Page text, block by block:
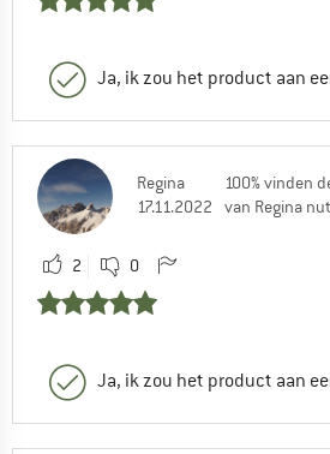
bestanddeel van de Rainfly toch
ripstop nylon, 1200 mm
Zeker dat deze reparatieset
Ik wil mn dure tent niet
je begrijpt.....
Groet!
Marije
0
Mischa (Community)|
16.06.2025 09:30
Ja, ik zou het product aan
Regina
17.11.2022
100% vinden
van Regina
2 0
Ja, ik zou het product aan